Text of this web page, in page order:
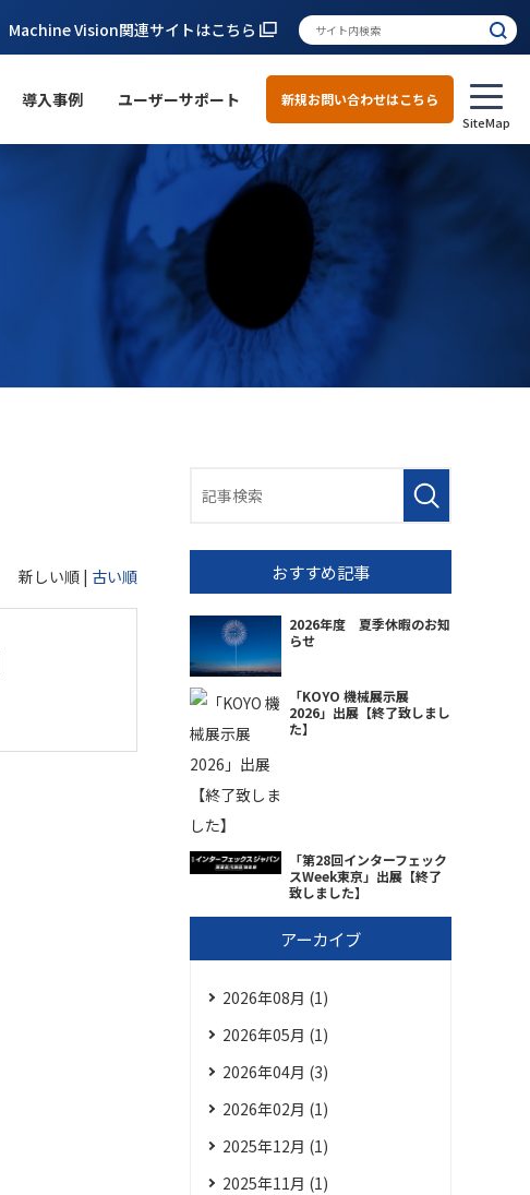
Machine Vision関連サイトはこちら
導入事例 ユーザーサポート 新規お問い合わせはこちら
新しい順 | 古い順 おすすめ記事
2026年度 夏季休暇のお知
らせ
「KOYO 機械展示展
2026」出展【終了致しまし
た】
「第28回インターフェック
スWeek東京」出展【終了
致しました】
アーカイブ
2026年08月 (1)
2026年05月 (1)
2026年04月 (3)
2026年02月 (1)
2025年12月 (1)
2025年11月 (1)